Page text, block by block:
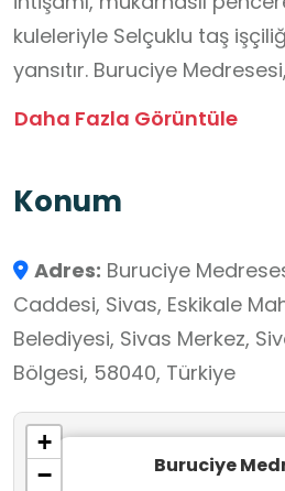
kuleleriyle Selçuklu taş
yansıtır. Buruciye
şaheser değil; aynı
geçmişte okutulan fen
noktaları görmeyi sağlar.
Daha Fazla Görüntüle
Konum
Adres: Buruciye
Caddesi, Sivas, Eskikale
Belediyesi, Sivas Merkez,
Bölgesi, 58040, Türkiye
Buruciye
+
−